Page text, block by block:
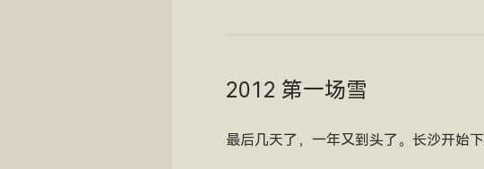
2012 第一场雪
最后几天了，一年又到头了。长沙开始